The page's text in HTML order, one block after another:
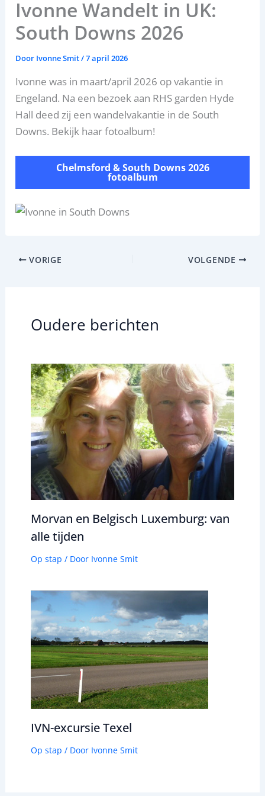
Ivonne Wandelt in UK:
South Downs 2026
Door Ivonne Smit/7 april 2026
Ivonne was in maart/april 2026 op vakantie in
Engeland. Na een bezoek aan RHS garden Hyde
Hall deed zij een wandelvakantie in de South
Downs. Bekijk haar fotoalbum!
Chelmsford & South Downs 2026
fotoalbum
VORIGE VOLGENDE
Oudere berichten
Morvan en Belgisch Luxemburg: van
alle tijden
Op stap / Door Ivonne Smit
IVN-excursie Texel
Op stap / Door Ivonne Smit